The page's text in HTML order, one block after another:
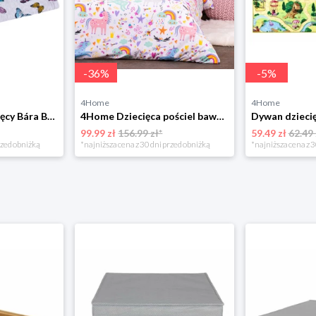
Bellatex Koc dziecięcy Bára Butterfly różowy, 75 x 100 cm
obniżką
-36%
4Home
4Home Dziecięca pościel bawełniana Unicorns, 140 x 200 cm, 70 x 90 cm
99.99 zł156.99 zł*
*najniższa cena z 30 dni przed obniżką
-5%
4Home
59.49 zł62.49
*najniższa cena z